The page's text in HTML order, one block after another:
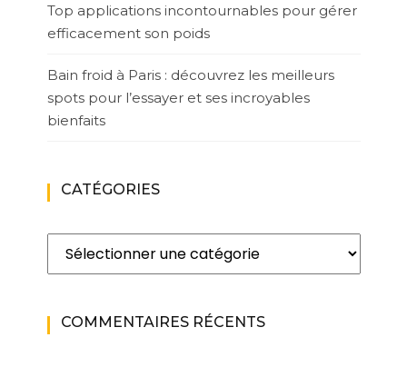
Top applications incontournables pour gérer
efficacement son poids
Bain froid à Paris : découvrez les meilleurs
spots pour l’essayer et ses incroyables
bienfaits
CATÉGORIES
Catégories
COMMENTAIRES RÉCENTS